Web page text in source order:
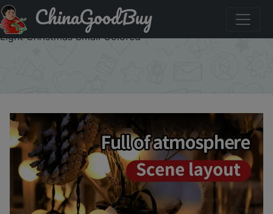
Придбати по акціи LED Colored Lamp Flashing Light
String Light Chain Light Starry Ball Lighting Chain Star
Light Christmas Small Colored
ChinaGoodBuy